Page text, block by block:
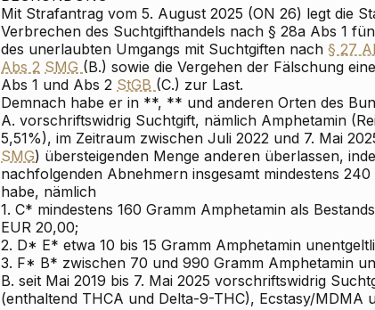
Mit Strafantrag vom 5. August 2025 (ON 26) legt die
Verbrechen des Suchtgifthandels nach § 28a Abs 1
des unerlaubten Umgangs mit Suchtgiften nach § 27
Abs 2 SMG (B.) sowie die Vergehen der Fälschung
Abs 1 und Abs 2 StGB (C.) zur Last.
Demnach habe er in **, ** und anderen Orten des
A. vorschriftswidrig Suchtgift, nämlich Amphetamin
5,51%), im Zeitraum zwischen Juli 2022 und 7. Mai
SMG) übersteigenden Menge anderen überlassen,
nachfolgenden Abnehmern insgesamt mindestens
habe, nämlich
1. C* mindestens 160 Gramm Amphetamin als
EUR 20,00;
2. D* E* etwa 10 bis 15 Gramm Amphetamin
3. F* B* zwischen 70 und 990 Gramm Amphetamin
B. seit Mai 2019 bis 7. Mai 2025 vorschriftswidrig
(enthaltend THCA und Delta-9-THC), Ecstasy/MDMA